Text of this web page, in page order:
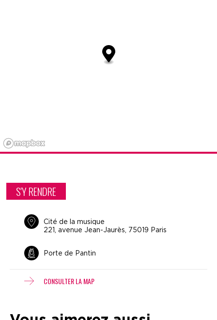
S'Y RENDRE
Cité de la musique
221, avenue Jean-Jaurès, 75019 Paris
Porte de Pantin
CONSULTER LA MAP